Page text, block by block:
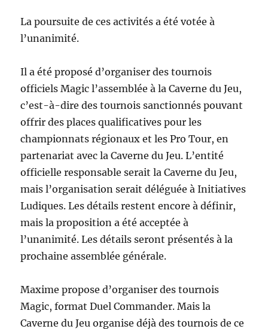
La poursuite de ces activités a été votée à
l’unanimité.
Il a été proposé d’organiser des tournois
officiels Magic l’assemblée à la Caverne du Jeu,
c’est-à-dire des tournois sanctionnés pouvant
offrir des places qualificatives pour les
championnats régionaux et les Pro Tour, en
partenariat avec la Caverne du Jeu. L’entité
officielle responsable serait la Caverne du Jeu,
mais l’organisation serait déléguée à Initiatives
Ludiques. Les détails restent encore à définir,
mais la proposition a été acceptée à
l’unanimité. Les détails seront présentés à la
prochaine assemblée générale.
Maxime propose d’organiser des tournois
Magic, format Duel Commander. Mais la
Caverne du Jeu organise déjà des tournois de ce